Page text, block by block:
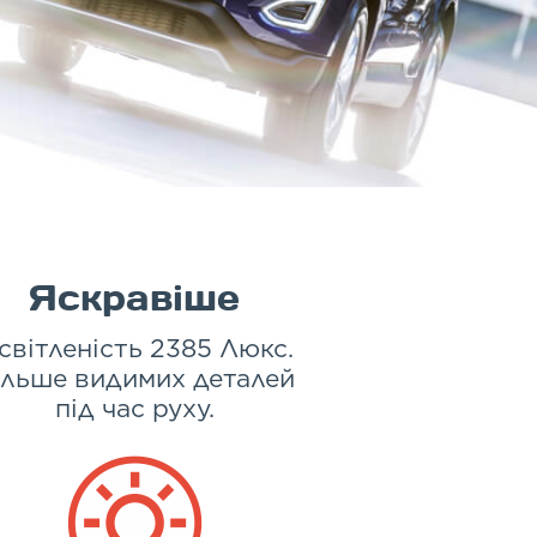
Яскравіше
2385 Люкс.
видимих деталей
під час руху.